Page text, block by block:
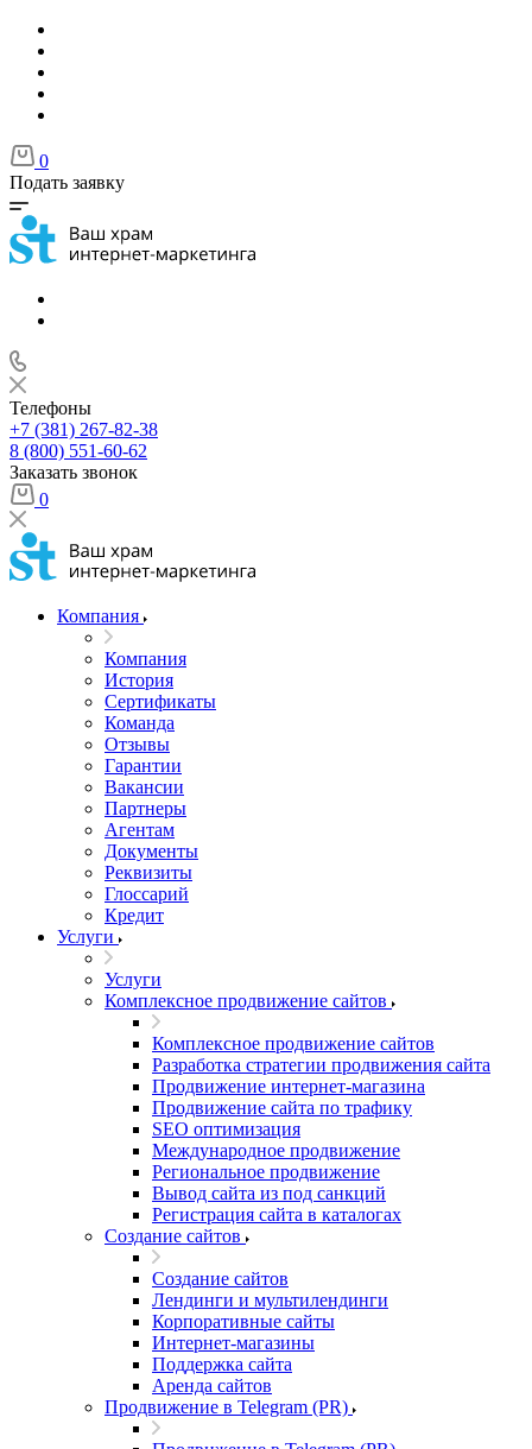
0
Подать заявку
Телефоны
+7 (381) 267-82-38
8 (800) 551-60-62
Заказать звонок
0
Компания
Компания
История
Сертификаты
Команда
Отзывы
Гарантии
Вакансии
Партнеры
Агентам
Документы
Реквизиты
Глоссарий
Кредит
Услуги
Услуги
Комплексное продвижение сайтов
Комплексное продвижение сайтов
Разработка стратегии продвижения сайта
Продвижение интернет-магазина
Продвижение сайта по трафику
SEO оптимизация
Международное продвижение
Региональное продвижение
Вывод сайта из под санкций
Регистрация сайта в каталогах
Создание сайтов
Создание сайтов
Лендинги и мультилендинги
Корпоративные сайты
Интернет-магазины
Поддержка сайта
Аренда сайтов
Продвижение в Telegram (PR)